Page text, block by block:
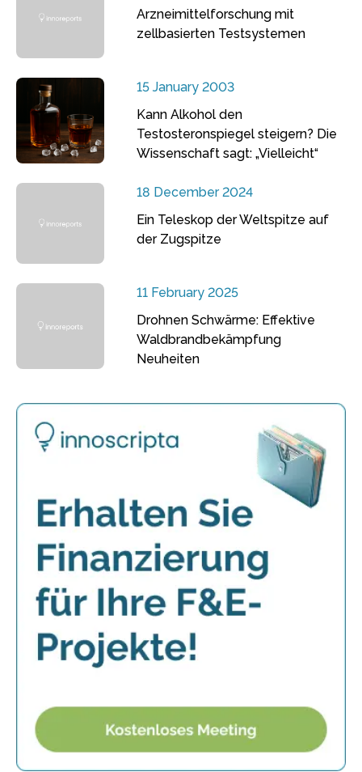
Arzneimittelforschung mit
zellbasierten Testsystemen
15 January 2003
Kann Alkohol den
Testosteronspiegel steigern? Die
Wissenschaft sagt: „Vielleicht“
18 December 2024
Ein Teleskop der Weltspitze auf
der Zugspitze
11 February 2025
Drohnen Schwärme: Effektive
Waldbrandbekämpfung
Neuheiten